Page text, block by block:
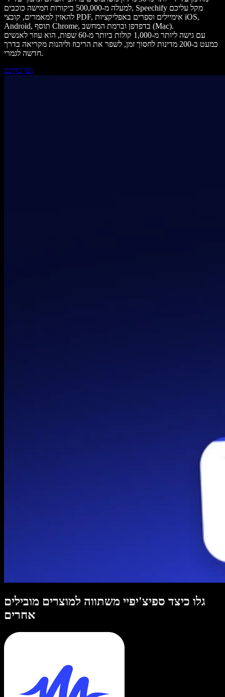
למעלה מ-500,000 ביקורות חמישה כוכבים, Speechify מקל עליכם
להאזין למאמרים, קובצי PDF, אימיילים וספרים באפליקציות iOS,
Android, תוסף Chrome, בדפדפן וברמת המחשב (Mac).
עם גישה ליותר מ-1,000 קולות ביותר מ-60 שפות, הוא עוזר לאנשים
כמעט ב-200 מדינות לחסוך זמן, לשפר את הריכוז וליהנות מקריאה בדרך
חדשה לגמרי.
נסו בחינם
גלו כיצד ספיצ'יפיי משתווה למוצרים מובילים
אחרים